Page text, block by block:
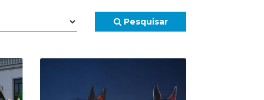
Pesquisar